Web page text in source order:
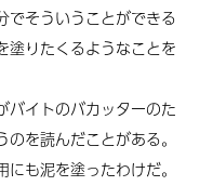
でそういうことができる
塗りたくるようなことを
バイトのバカッターのた
を読んだことがある。
も泥を塗ったわけだ。